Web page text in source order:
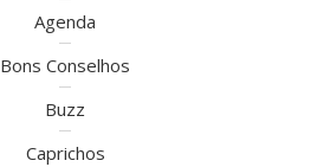
Agenda
Bons Conselhos
Buzz
Caprichos